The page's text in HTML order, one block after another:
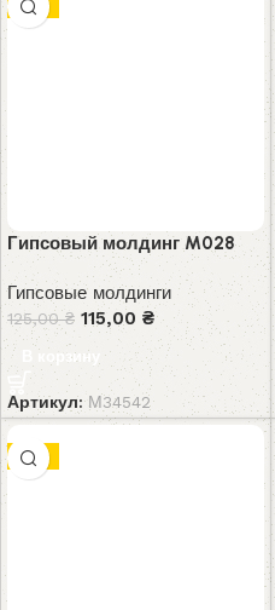
-8%
Гипсовый молдинг M028
Гипсовые молдинги
125,00₴ 115,00 ₴
В корзину
Артикул:М34542
-9%